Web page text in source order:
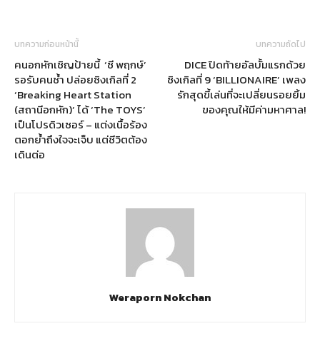
บทความก่อนหน้านี้
คนอกหักเชิญป้ายนี้ ‘ซี พฤกษ์’
รอรับคนช้ำ ปล่อยซิงเกิลที่ 2
‘Breaking Heart Station
(สถานีอกหัก)’ ได้ ‘The TOYS’
เป็นโปรดิวเซอร์ – แต่งเนื้อร้อง
ตอกย้ำถึงใจจะเจ็บ แต่ชีวิตต้อง
เดินต่อ
บทความถัดไป
DICE ปิดท้ายอัลบั้มแรกด้วย
ซิงเกิลที่ 9 ‘BILLIONAIRE’ เพลง
รักสุดขี้เล่นที่จะเปลี่ยนรอยยิ้ม
ของคุณให้มีค่ามหาศาล!
Weraporn Nokchan